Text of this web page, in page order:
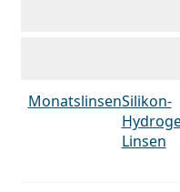
MonatslinsenSilikon-
Linsen